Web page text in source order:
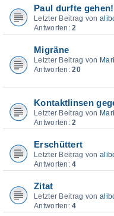
Paul durfte gehen!
Letzter Beitrag von
Antworten:2
Migräne
Letzter Beitrag von
Antworten:20
Kontaktlinsen
Letzter Beitrag von
Antworten:2
Erschüttert
Letzter Beitrag von
Antworten:4
Zitat
Letzter Beitrag von
Antworten:4